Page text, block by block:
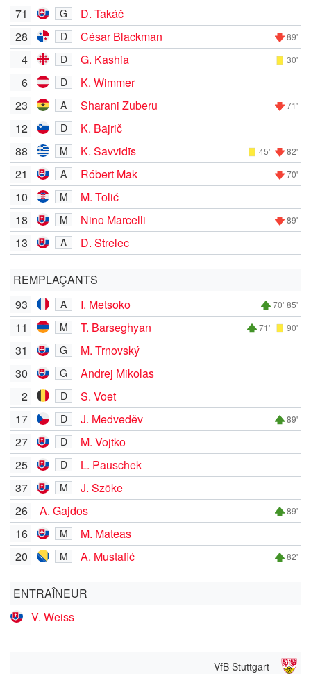
71 G
D. Takáč
28
D César Blackman 89'
4 D G. Kashia 30'
6 D
K. Wimmer
23
A Sharani Zuberu 71'
12 D
K. Bajrič
88
M K. Savvidīs 45' 82'
21 A Róbert Mak 70'
10 M
M. Tolić
18
M Nino Marcelli 89'
13 A D. Strelec
REMPLAÇANTS
93
A I. Metsoko 70' 85'
11 M T. Barseghyan 71' 90'
31 G
M. Trnovský
30
G
Andrej Mikolas
2
D
S. Voet
17
D J. Medveděv 89'
27 D
M. Vojtko
25
D
L. Pauschek
37
M
J. Szöke
26
A. Gajdos 89'
16 M
M. Mateas
20
M A. Mustafić 82'
ENTRAÎNEUR
V. Weiss
VfB Stuttgart